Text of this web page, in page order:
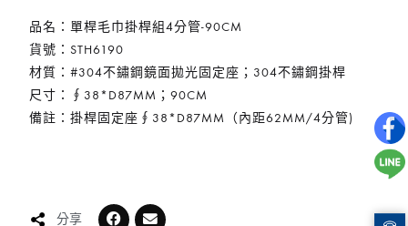
品名：單桿毛巾掛桿組4分管-90CM
貨號：STH6190
材質：#304不鏽鋼鏡面拋光固定座；304不鏽鋼掛桿
尺寸：∮38*D87MM；90CM
備註：掛桿固定座∮38*D87MM（內距62MM/4分管)
分享